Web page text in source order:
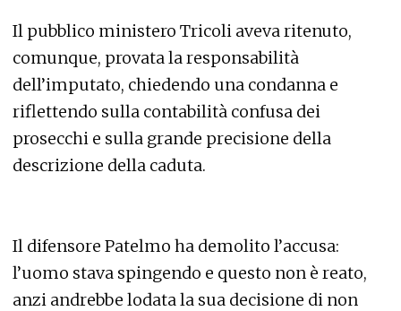
Il pubblico ministero Tricoli aveva ritenuto,
comunque, provata la responsabilità
dell’imputato, chiedendo una condanna e
riflettendo sulla contabilità confusa dei
prosecchi e sulla grande precisione della
descrizione della caduta.
Il difensore Patelmo ha demolito l’accusa:
l’uomo stava spingendo e questo non è reato,
anzi andrebbe lodata la sua decisione di non